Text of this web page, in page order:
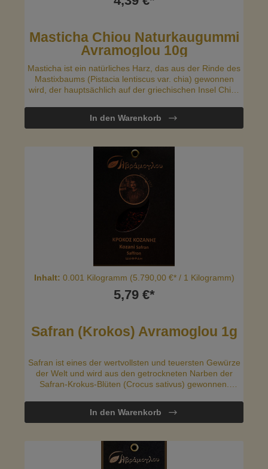
Masticha Chiou Naturkaugummi
Avramoglou 10g
Masticha ist ein natürliches Harz, das aus der Rinde des
Mastixbaums (Pistacia lentiscus var. chia) gewonnen
wird, der hauptsächlich auf der griechischen Insel Chios
In den Warenkorb
Inhalt: 0.001 Kilogramm (5.790,00 €* / 1 Kilogramm)
5,79 €*
Safran (Krokos) Avramoglou 1g
Safran ist eines der wertvollsten und teuersten Gewürze
der Welt und wird aus den getrockneten Narben der
Safran-Krokus-Blüten (Crocus sativus) gewonnen.
Safran hat einen einzigartigen, intensiven Geschmack mit
Note.
In den Warenkorb